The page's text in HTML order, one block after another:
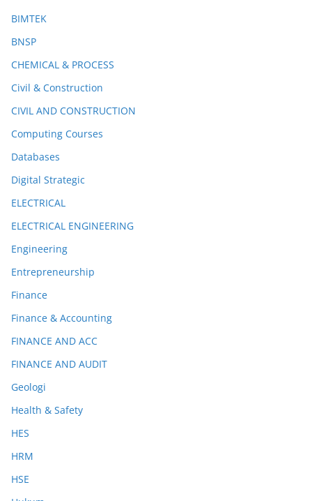
BIMTEK
BNSP
CHEMICAL & PROCESS
Civil & Construction
CIVIL AND CONSTRUCTION
Computing Courses
Databases
Digital Strategic
ELECTRICAL
ELECTRICAL ENGINEERING
Engineering
Entrepreneurship
Finance
Finance & Accounting
FINANCE AND ACC
FINANCE AND AUDIT
Geologi
Health & Safety
HES
HRM
HSE